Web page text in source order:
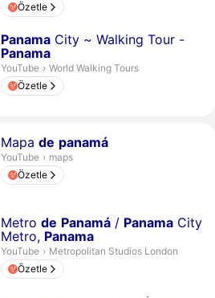
Özetle
Panama City ~ Walking Tour -
Panama
Süre 26 dakika 8 saniye
YouTube › World Walking Tours.
World Walking Tours
Özetle
Mapa de panamá
Süre 2 dakika 2 saniye
YouTube › maps.
maps
Özetle
Metro de Panamá / Panama City
Metro, Panama
Süre 14 dakika 40 saniye
YouTube › Metropolitan Studios London.
Metropolitan Studios London
Özetle